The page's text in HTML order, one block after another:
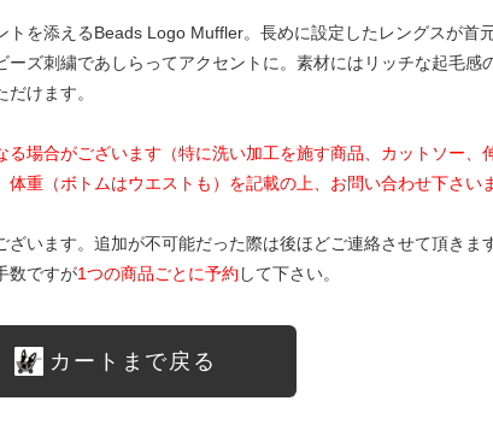
を添えるBeads Logo Muffler。長めに設定したレングスが首
ズ刺繍であしらってアクセントに。素材にはリッチな起毛感
けます。
場合がございます（特に洗い加工を施す商品、カットソー、
重（ボトムはウエストも）を記載の上、お問い合わせ下さい
います。追加が不可能だった際は後ほどご連絡させて頂きます
数ですが1つの商品ごとに予約 して下さい。
カートまで戻る